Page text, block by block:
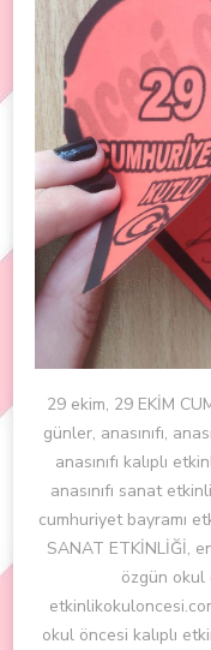
29 ekim, 29 EKİM
günler, anasınıfı,
anasınıfı kalıplı
anasınıfı sanat
cumhuriyet bayramı
SANAT ETKİNLİĞİ,
özgün okul
okul öncesi kalıplı